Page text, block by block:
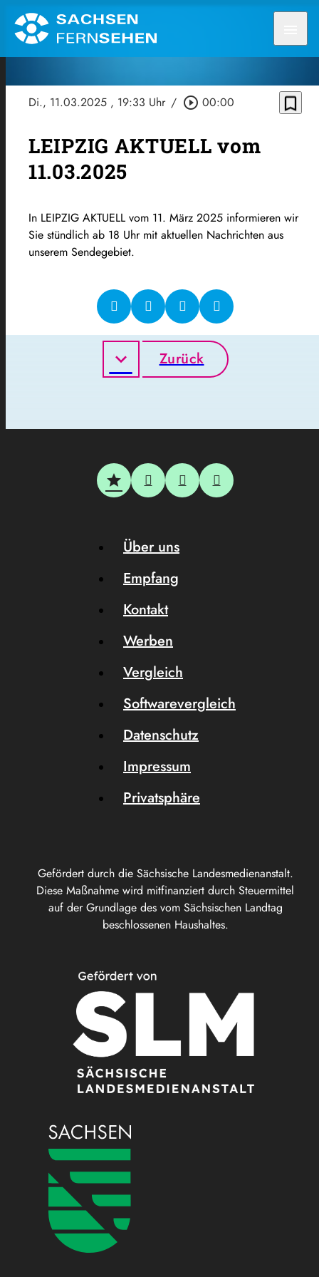
Di., 11.03.2025 , 19:33 Uhr / play_circle_outline 00:00 bookmark_border
LEIPZIG AKTUELL vom
11.03.2025
In LEIPZIG AKTUELL vom 11. März 2025 informieren wir
Sie stündlich ab 18 Uhr mit aktuellen Nachrichten aus
unserem Sendegebiet.
Zurück
Gefördert durch die Sächsische Landesmedienanstalt.
Diese Maßnahme wird mitfinanziert durch Steuermittel
auf der Grundlage des vom Sächsischen Landtag
beschlossenen Haushaltes.
Über uns
Empfang
Kontakt
Werben
Vergleich
Softwarevergleich
Datenschutz
Impressum
Privatsphäre